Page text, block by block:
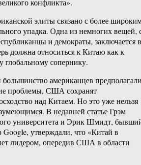
конфликта».
элиты связано с более
упадка. Одна из немногих вещей,
и демократы, заключается в
должна относиться к Китаю как к
глобальному сопернику.
американцев
проблемы, США сохранят
над Китаем. Но это уже нельзя
В недавней статье Грэм
университета и Эрик Шмидт,
Google, утверждали, что «Китай в
лидером, опередив США в области